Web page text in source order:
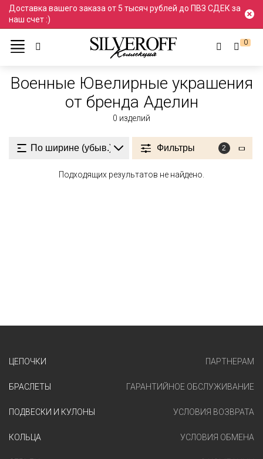
Доставка вашего заказа от 5 тысяч рублей до ПВЗ СДЕК за
наш счет :)
0
Ювелирные украшения
Военный стиль
Военные Ювелирные украшения
от бренда Аделин
0 изделий
Фильтры 2
Подходящих результатов не найдено.
ЦЕПОЧКИ
БРАСЛЕТЫ
ПОДВЕСКИ И КУЛОНЫ
КОЛЬЦА
ПАРТНЕРАМ
ГАРАНТИЙНОЕ ОБСЛУЖИВАНИЕ
УСЛОВИЯ ВОЗВРАТА
УСЛОВИЯ ОБМЕНА